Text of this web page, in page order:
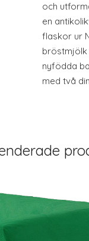
och
en
flaskor ur
bröstmjölk
nyfödda
med två